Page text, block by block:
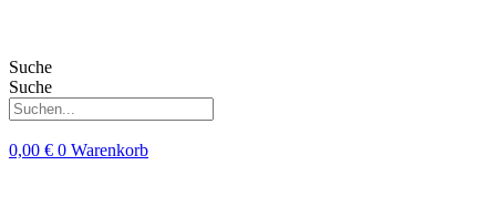
Suche
Suche
0,00 € 0 Warenkorb